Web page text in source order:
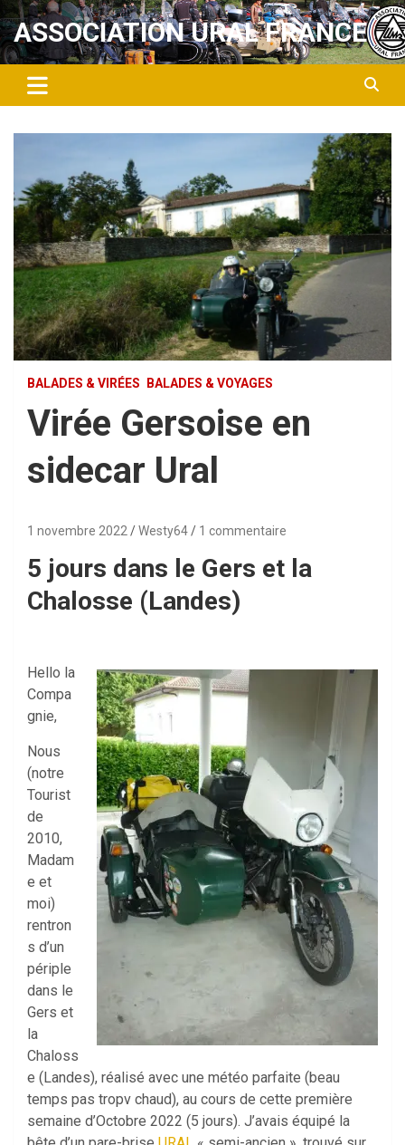
Aller
au
contenu
ASSOCIATION URAL FRANCE
BALADES & VIRÉES BALADES & VOYAGES
Virée Gersoise en
sidecar Ural
1 novembre 2022 Westy64 1 commentaire
5 jours dans le Gers et la
Chalosse (Landes)
Hello la
Compa
gnie,
Nous
(notre
Tourist
de
2010,
Madam
e et
moi)
rentron
s d’un
périple
dans le
Gers et
la
Chaloss
e (Landes), réalisé avec une météo parfaite (beau
temps pas tropv chaud), au cours de cette première
semaine d’Octobre 2022 (5 jours). J’avais équipé la